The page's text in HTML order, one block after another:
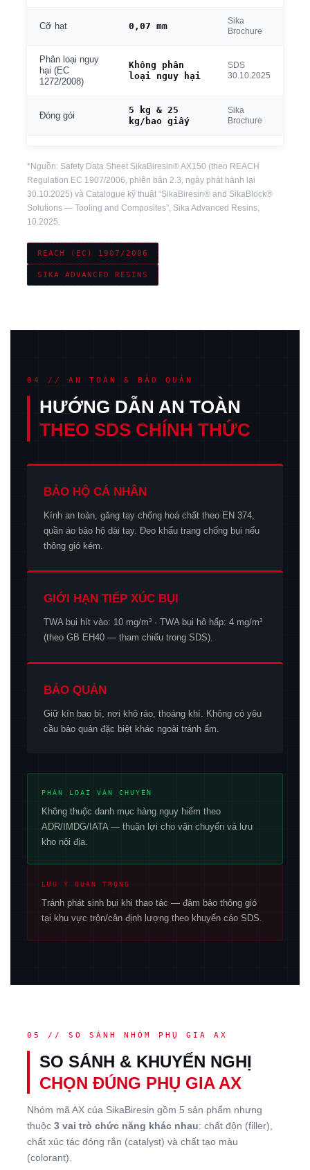
Cỡ hạt 0,07 mm
Sika
Brochure
Phân loại nguy
hại (EC
1272/2008)
Không phân
loại nguy hại
SDS
30.10.2025
Đóng gói
5 kg & 25
kg/bao giấy
Sika
Brochure
*Nguồn: Safety Data Sheet SikaBiresin® AX150 (theo REACH
Regulation EC 1907/2006, phiên bản 2.3, ngày phát hành lại
30.10.2025) và Catalogue kỹ thuật “SikaBiresin® and SikaBlock®
Solutions — Tooling and Composites”, Sika Advanced Resins,
10.2025.
REACH (EC) 1907/2006
SIKA ADVANCED RESINS
04 // AN TOÀN & BẢO QUẢN
HƯỚNG DẪN AN TOÀN
THEO SDS CHÍNH THỨC
BẢO HỘ CÁ NHÂN
Kính an toàn, găng tay chống hoá chất theo EN 374,
quần áo bảo hộ dài tay. Đeo khẩu trang chống bụi nếu
thông gió kém.
GIỚI HẠN TIẾP XÚC BỤI
TWA bụi hít vào: 10 mg/m³ · TWA bụi hô hấp: 4 mg/m³
(theo GB EH40 — tham chiếu trong SDS).
BẢO QUẢN
Giữ kín bao bì, nơi khô ráo, thoáng khí. Không có yêu
cầu bảo quản đặc biệt khác ngoài tránh ẩm.
PHÂN LOẠI VẬN CHUYỂN
Không thuộc danh mục hàng nguy hiểm theo
ADR/IMDG/IATA — thuận lợi cho vận chuyển và lưu
kho nội địa.
LƯU Ý QUAN TRỌNG
Tránh phát sinh bụi khi thao tác — đảm bảo thông gió
tại khu vực trộn/cân định lượng theo khuyến cáo SDS.
05 // SO SÁNH NHÓM PHỤ GIA AX
SO SÁNH & KHUYẾN NGHỊ
CHỌN ĐÚNG PHỤ GIA AX
Nhóm mã AX của SikaBiresin gồm 5 sản phẩm nhưng
thuộc 3 vai trò chức năng khác nhau: chất độn (filler),
chất xúc tác đóng rắn (catalyst) và chất tạo màu
(colorant).